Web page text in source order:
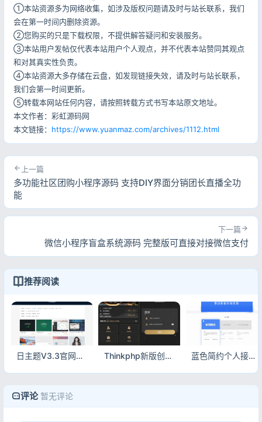
①本站资源多为网络收集，如涉及版权问题请及时与站长联系，我们
会在第一时间内删除资源。
②您购买的只是下载权限，不提供解答疑问和安装服务。
③本站用户发帖仅代表本站用户个人观点，并不代表本站赞同其观点
和对其真实性负责。
④本站资源大多存储在云盘，如发现链接失效，请及时与站长联系，
我们会第一时间更新。
⑤转载本网站任何内容，请按照转载方式书写本站原文地址。
本文作者：彩虹源码网
本文链接： https://www.yuanmaz.com/archives/1112.html
上一篇
多功能社区团购小程序源码 支持DIY界面分销团长直播全功
能
下一篇
微信小程序盲盒系统源码 完整版可直接对接微信支付
推荐阅读
日主题V3.3官网最新版 WordPress付费资源主题 去除域名授权 Thinkphp新版创客新零售系统源码 13星拼客零售可封装APP 蓝色简约个人接单HTML源码 静态单页接单展示网站
评论 暂无评论